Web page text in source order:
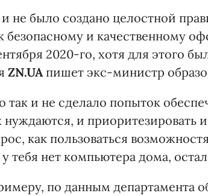
не было создано целостной
безопасному и качественному
2020-го, хотя для этого
ZN.UAпишет экс-министр
так и не сделало попыток
нуждаются, и приоритезировать
как пользоваться
тебя нет компьютера дома,
по данным департамента